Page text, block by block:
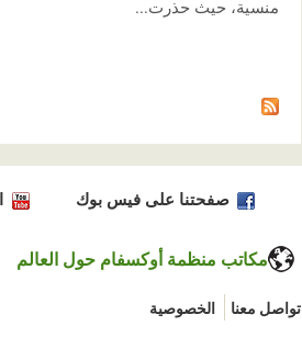
منسية، حيث حذرت...
صفحتنا على فيس بوك
مكاتب منظمة أوكسفام حول العالم
تواصل معنا الخصوصية